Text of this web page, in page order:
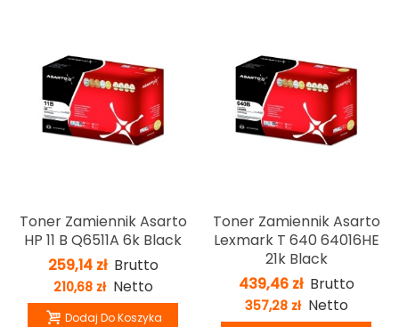
Toner Zamiennik Asarto
HP 11 B Q6511A 6k Black
259,14 zł Brutto
210,68 zł Netto
Dodaj Do Koszyka
Toner Zamiennik Asarto
Lexmark T 640 64016HE
21k Black
439,46 zł Brutto
357,28 zł Netto